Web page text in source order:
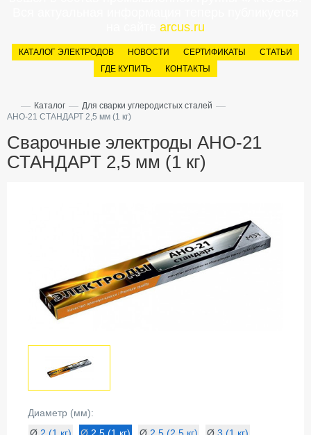
arcus.ru
КАТАЛОГ ЭЛЕКТРОДОВ НОВОСТИ СЕРТИФИКАТЫ
СТАТЬИ
ГДЕ КУПИТЬ
КОНТАКТЫ
— Каталог — Для сварки углеродистых сталей —
АНО-21 СТАНДАРТ 2,5 мм (1 кг)
Сварочные электроды АНО-21
СТАНДАРТ 2,5 мм (1 кг)
Диаметр (мм):